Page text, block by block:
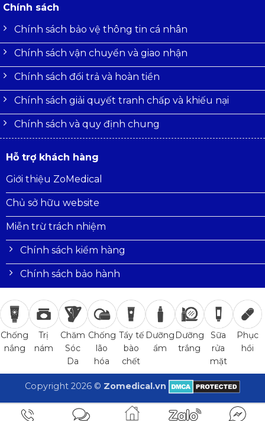
Chính sách
Chính sách bảo vệ thông tin cá nhân
Chính sách vận chuyển và giao nhận
Chính sách đổi trả và hoàn tiền
Chính sách giải quyết tranh chấp và khiếu nại
Chính sách và quy định chung
Hỗ trợ khách hàng
Giới thiệu ZoMedical
Chủ sở hữu website
Miễn trừ trách nhiệm
Chính sách kiểm hàng
Chính sách bảo hành
Chống
nắng
Trị
nám
Chăm
Sóc
Da
Chống
lão
hóa
Tẩy tế
bào
chết
Dưỡng
ẩm
Dưỡng
trắng
Sữa
rửa
mặt
Phục
hồi
Copyright 2026 © Zomedical.vn